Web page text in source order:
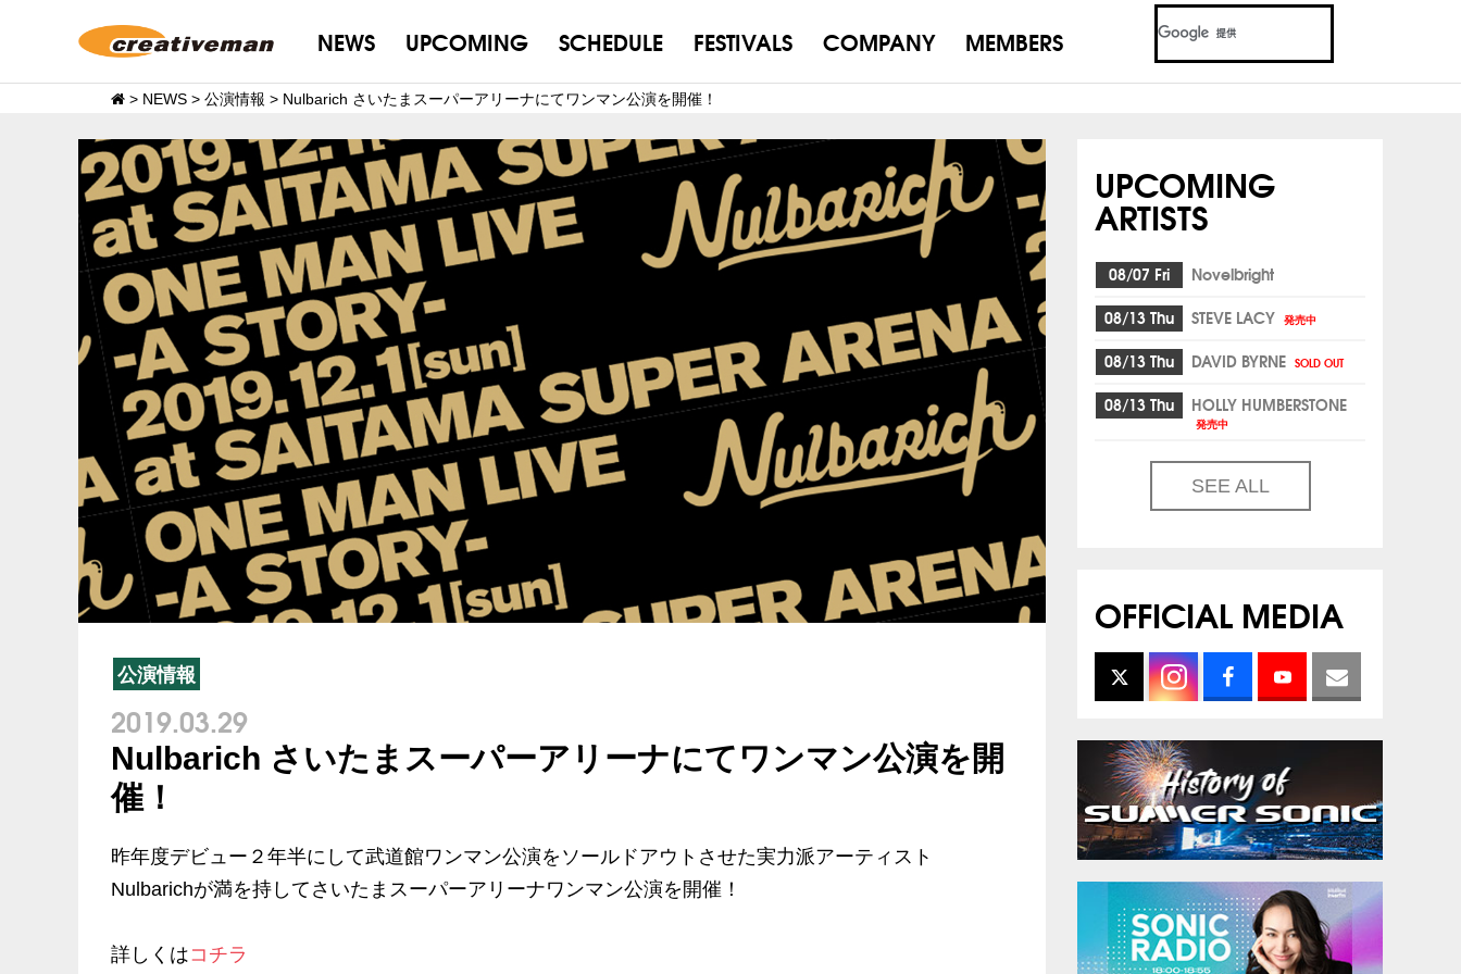
NEWS UPCOMING SCHEDULE FESTIVALS COMPANY MEMBERS
> NEWS > 公演情報 > Nulbarich さいたまスーパーアリーナにてワンマン公演を開催！
公演情報
2019.03.29
Nulbarich さいたまスーパーアリーナにてワンマン公演を開
催！
昨年度デビュー２年半にして武道館ワンマン公演をソールドアウトさせた実力派アーティスト
Nulbarichが満を持してさいたまスーパーアリーナワンマン公演を開催！
詳しくはコチラ
UPCOMING
ARTISTS
08/07 Fri
Novelbright
08/13 Thu
STEVE LACY 発売中
08/13 Thu DAVID BYRNE SOLD OUT
08/13 Thu HOLLY HUMBERSTONE
発売中
SEE ALL
OFFICIAL MEDIA